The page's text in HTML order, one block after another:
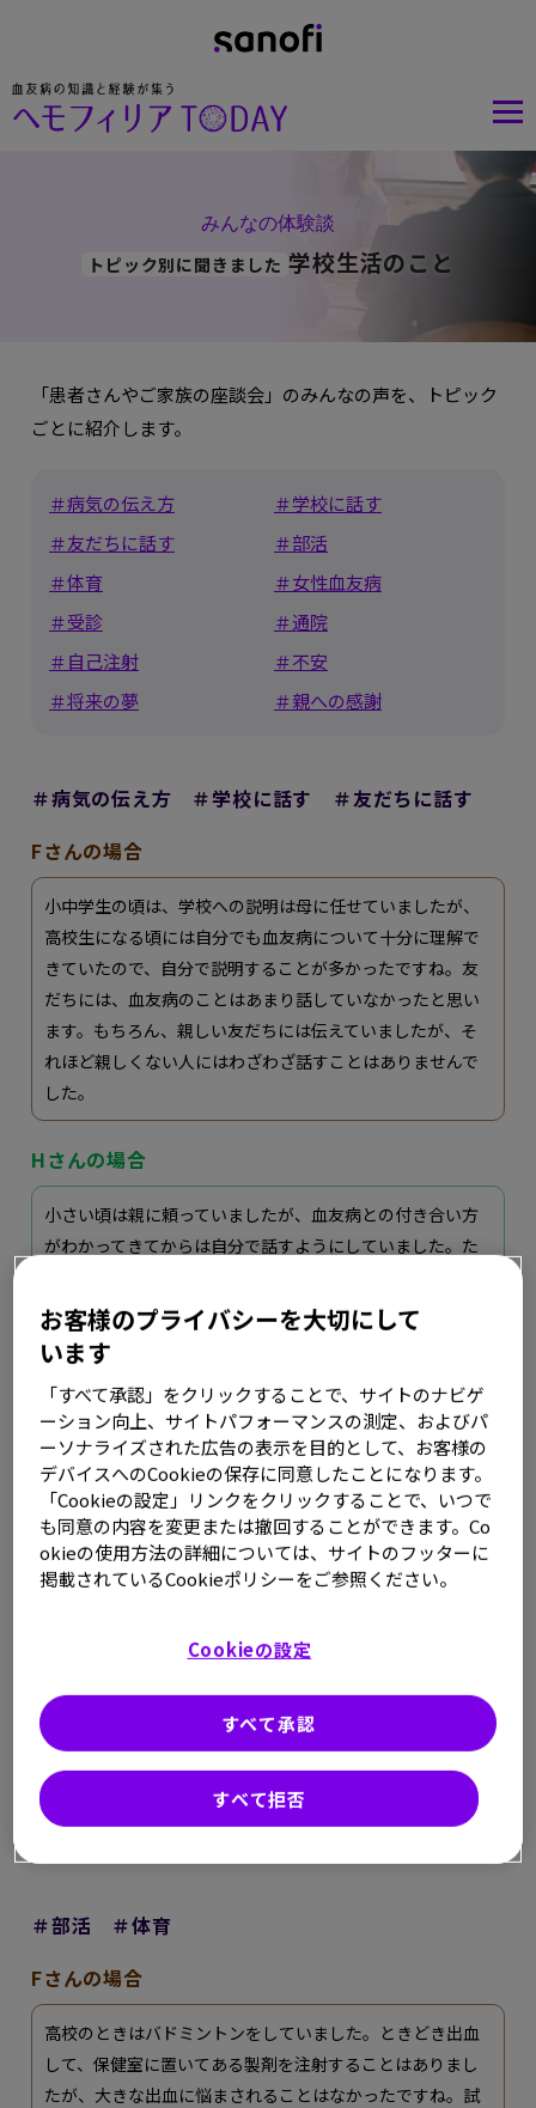
みんなの体験談
トピック別に聞きました 学校生活のこと
「患者さんやご家族の座談会」のみんなの声を、トピック
ごとに紹介します。
＃病気の伝え方
＃学校に話す
＃友だちに話す
＃部活
＃体育
＃女性血友病
＃受診
＃通院
＃自己注射
＃不安
＃将来の夢
＃親への感謝
＃病気の伝え方 ＃学校に話す ＃友だちに話す
Fさんの場合
小中学生の頃は、学校への説明は母に任せていましたが、
高校生になる頃には自分でも血友病について十分に理解で
きていたので、自分で説明することが多かったですね。友
だちには、血友病のことはあまり話していなかったと思い
ます。もちろん、親しい友だちには伝えていましたが、そ
れほど親しくない人にはわざわざ話すことはありませんで
した。
Hさんの場合
小さい頃は親に頼っていましたが、血友病との付き合い方
がわかってきてからは自分で話すようにしていました。た
時代なので、血友病であることを誰にでも話す必要はない
かもしれません。血友病の当事者と、血友病のことを漠然
と知っている人とでは捉え方も違うので、かえって必要以
上に心配させてしまうこともあると思います。友だちに
も、必要なときだけ話すようにしています。
Iさんの場合
まだ小さかったのであまりよく覚えていないのですが、自
分の場合は、小学校に入学したときに、全校集会で血友病
た。たぶん、「病気のことを伝えてもかまわない」とお話
るとは、親も予想していなかったようです。もちろん、良
かれと思ってしてくださったのだと思いますが、その後、
上級生から絡まれたりするといったことも経験しました。
親しい同級生だけに伝わっていれば十分だったかもしれま
せん。
＃部活 ＃体育
Fさんの場合
高校のときはバドミントンをしていました。ときどき出血
して、保健室に置いてある製剤を注射することはありまし
たが、大きな出血に悩まされることはなかったですね。試
お客様のプライバシーを大切にして
います
「すべて承認」をクリックすることで、サイトのナビゲ
ーション向上、サイトパフォーマンスの測定、およびパ
ーソナライズされた広告の表示を目的として、お客様の
デバイスへのCookieの保存に同意したことになります。
「Cookieの設定」リンクをクリックすることで、いつで
も同意の内容を変更または撤回することができます。Co
okieの使用方法の詳細については、サイトのフッターに
掲載されているCookieポリシーをご参照ください。
Cookieの設定
すべて拒否
すべて承認